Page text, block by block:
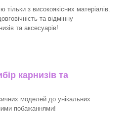
з високоякісних матеріалів.
та відмінну
та аксесуарів!​
карнизів та
моделей до унікальних
побажаннями!​